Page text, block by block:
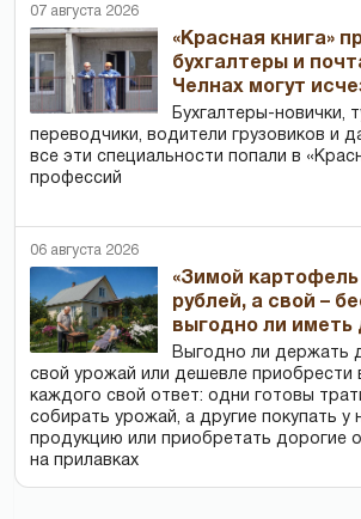
07 августа 2026
«Красная книга»
бухгалтеры и
Челнах могут
Бухгалтеры-новички,
переводчики, водители грузовиков и
все эти специальности попали в
профессий
06 августа 2026
«Зимой картофель
рублей, а свой –
выгодно ли иметь
Выгодно ли держать
свой урожай или дешевле приобрести
каждого свой ответ: одни готовы
собирать урожай, а другие покупать у
продукцию или приобретать дорогие
на прилавках